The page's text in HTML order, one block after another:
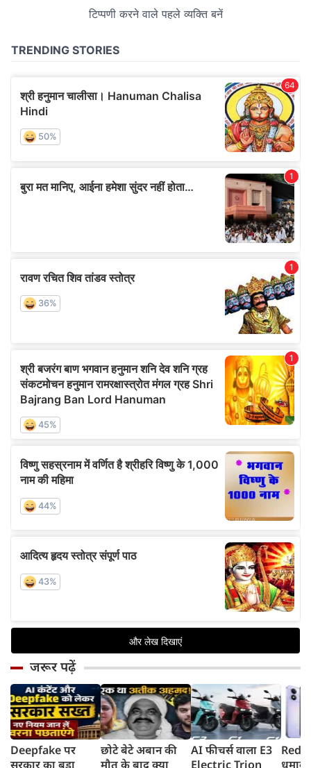
जरूर पढ़ें
Deepfake पर
सरकार का बड़ा
छोटे बेटे अबान की
मौत के बाद क्या
AI फीचर्स वाला E3
Electric Trion